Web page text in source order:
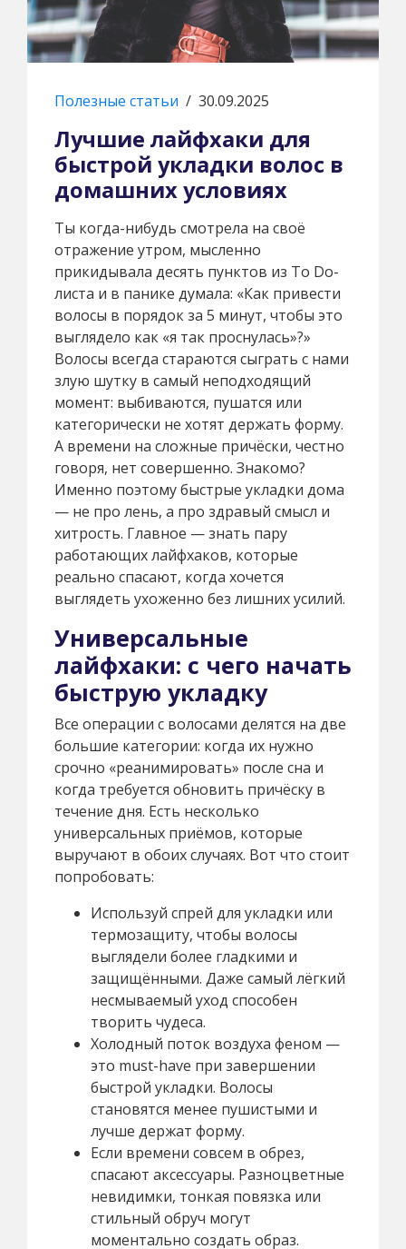
Полезные статьи / 30.09.2025
Лучшие лайфхаки для
быстрой укладки волос в
домашних условиях
Ты когда-нибудь смотрела на своё
отражение утром, мысленно
прикидывала десять пунктов из To Do-
листа и в панике думала: «Как привести
волосы в порядок за 5 минут, чтобы это
выглядело как «я так проснулась»?»
Волосы всегда стараются сыграть с нами
злую шутку в самый неподходящий
момент: выбиваются, пушатся или
категорически не хотят держать форму.
А времени на сложные причёски, честно
говоря, нет совершенно. Знакомо?
Именно поэтому быстрые укладки дома
— не про лень, а про здравый смысл и
хитрость. Главное — знать пару
работающих лайфхаков, которые
реально спасают, когда хочется
выглядеть ухоженно без лишних усилий.
Универсальные
лайфхаки: с чего начать
быструю укладку
Все операции с волосами делятся на две
большие категории: когда их нужно
срочно «реанимировать» после сна и
когда требуется обновить причёску в
течение дня. Есть несколько
универсальных приёмов, которые
выручают в обоих случаях. Вот что стоит
попробовать:
Используй спрей для укладки или
термозащиту, чтобы волосы
выглядели более гладкими и
защищёнными. Даже самый лёгкий
несмываемый уход способен
творить чудеса.
Холодный поток воздуха феном —
это must-have при завершении
быстрой укладки. Волосы
становятся менее пушистыми и
лучше держат форму.
Если времени совсем в обрез,
спасают аксессуары. Разноцветные
невидимки, тонкая повязка или
стильный обруч могут
моментально создать образ.